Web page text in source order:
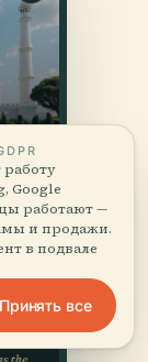
Google
работают —
и продажи.
в подвале
Принять все